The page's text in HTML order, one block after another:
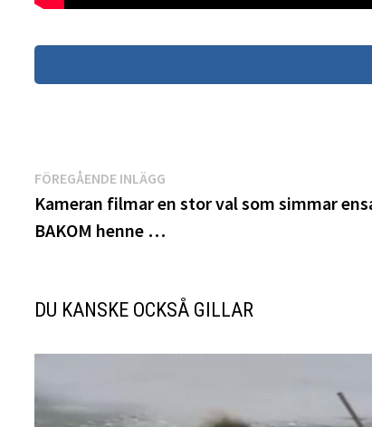
Inläggsnavigering
FÖREGÅENDE INLÄGG
inlägg:
Kameran filmar en stor val som simmar
BAKOM henne …
DU KANSKE OCKSÅ GILLAR